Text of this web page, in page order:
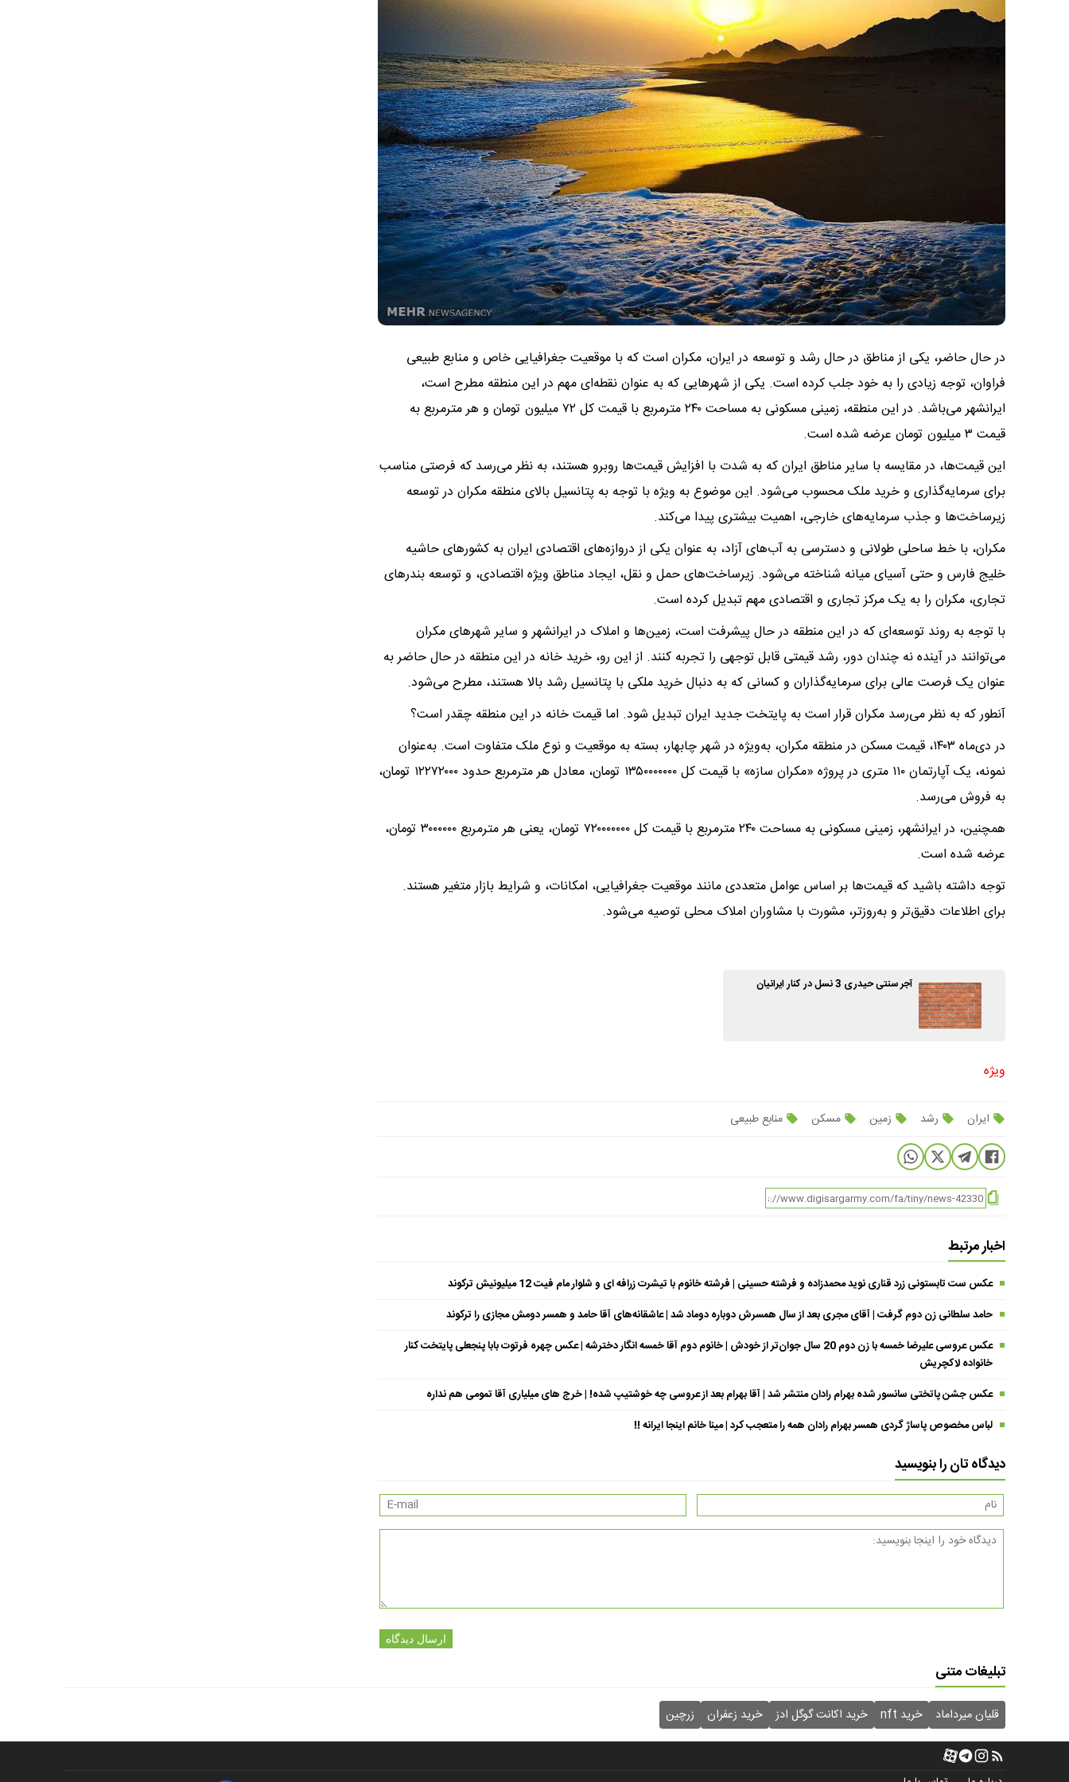
در حال حاضر، یکی از مناطق در حال رشد و توسعه در ایران، مکران است که با موقعیت جغرافیایی خاص و منابع طبیعی
فراوان، توجه زیادی را به خود جلب کرده است. یکی از شهرهایی که به عنوان نقطه‌ای مهم در این منطقه مطرح است،
ایرانشهر می‌باشد. در این منطقه، زمینی مسکونی به مساحت ۲۴۰ مترمربع با قیمت کل ۷۲ میلیون تومان و هر مترمربع به
قیمت ۳ میلیون تومان عرضه شده است.
این قیمت‌ها، در مقایسه با سایر مناطق ایران که به شدت با افزایش قیمت‌ها روبرو هستند، به نظر می‌رسد که فرصتی مناسب
برای سرمایه‌گذاری و خرید ملک محسوب می‌شود. این موضوع به ویژه با توجه به پتانسیل بالای منطقه مکران در توسعه
زیرساخت‌ها و جذب سرمایه‌های خارجی، اهمیت بیشتری پیدا می‌کند.
​مکران، با خط ساحلی طولانی و دسترسی به آب‌های آزاد، به عنوان یکی از دروازه‌های اقتصادی ایران به کشورهای حاشیه
خلیج فارس و حتی آسیای میانه شناخته می‌شود. زیرساخت‌های حمل و نقل، ایجاد مناطق ویژه اقتصادی، و توسعه بندرهای
تجاری، مکران را به یک مرکز تجاری و اقتصادی مهم تبدیل کرده است.
با توجه به روند توسعه‌ای که در این منطقه در حال پیشرفت است، زمین‌ها و املاک در ایرانشهر و سایر شهرهای مکران
می‌توانند در آینده نه چندان دور، رشد قیمتی قابل توجهی را تجربه کنند. از این رو، خرید خانه در این منطقه در حال حاضر به
عنوان یک فرصت عالی برای سرمایه‌گذاران و کسانی که به دنبال خرید ملکی با پتانسیل رشد بالا هستند، مطرح می‌شود.
آنطور که به نظر می‌رسد مکران قرار است به پایتخت جدید ایران تبدیل شود. اما قیمت خانه در این منطقه چقدر است؟
در دی‌ماه ۱۴۰۳، قیمت مسکن در منطقه مکران، به‌ویژه در شهر چابهار، بسته به موقعیت و نوع ملک متفاوت است. به‌عنوان
نمونه، یک آپارتمان ۱۱۰ متری در پروژه «مکران سازه» با قیمت کل ۱۳۵۰۰۰۰۰۰۰ تومان، معادل هر مترمربع حدود ۱۲۲۷۲۰۰۰ تومان،
به فروش می‌رسد.
همچنین، در ایرانشهر، زمینی مسکونی به مساحت ۲۴۰ مترمربع با قیمت کل ۷۲۰۰۰۰۰۰۰ تومان، یعنی هر مترمربع ۳۰۰۰۰۰۰ تومان،
عرضه شده است.
توجه داشته باشید که قیمت‌ها بر اساس عوامل متعددی مانند موقعیت جغرافیایی، امکانات، و شرایط بازار متغیر هستند.
برای اطلاعات دقیق‌تر و به‌روزتر، مشورت با مشاوران املاک محلی توصیه می‌شود.
آجر سنتی حیدری 3 نسل در کنار ایرانیان
ویژه
ایران رشد زمین مسکن منابع طبیعی
اخبار مرتبط
عکس ست تابستونی زرد قناری نوید محمدزاده و فرشته حسینی | فرشته خانوم با تیشرت زرافه ای و شلوار مام فیت 12 میلیونیش ترکوند
حامد سلطانی زن دوم گرفت | آقای مجری بعد از سال همسرش دوباره دوماد شد | عاشقانه‌های آقا حامد و همسر دومش مجازی را ترکوند
عکس عروسی علیرضا خمسه با زن دوم 20 سال جوان‌تر از خودش | خانوم دوم آقا خمسه انگار دخترشه | عکس چهره فرتوت بابا پنجعلی پایتخت کنار
خانواده لاکچریش
عکس جشن پاتختی سانسور شده بهرام رادان منتشر شد | آقا بهرام بعد از عروسی چه خوشتیپ شده! | خرج های میلیاری آقا تمومی هم نداره
لباس مخصوص پاساژ گردی همسر بهرام رادان همه را متعجب کرد | مینا خانم اینجا ایرانه !!
دیدگاه تان را بنویسید
ارسال دیدگاه
تبلیغات متنی
قلیان میرداماد خرید nft خرید اکانت گوگل ادز خرید زعفران زرچین